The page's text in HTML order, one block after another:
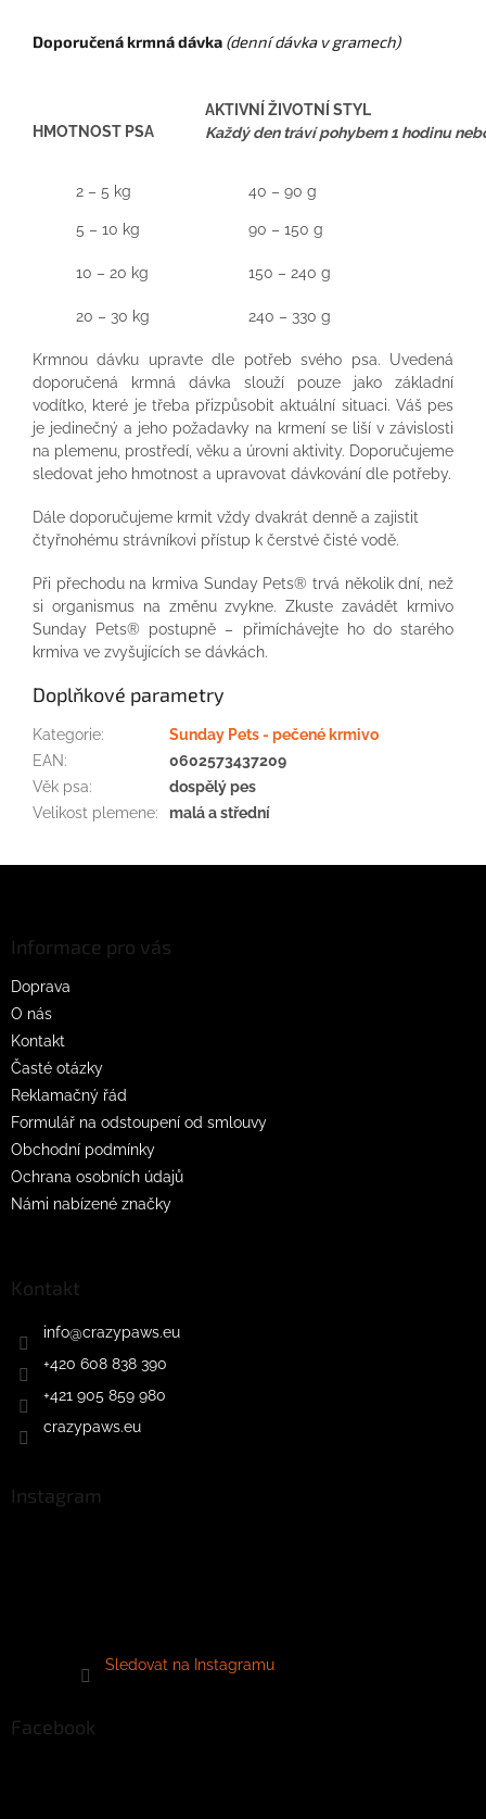
Doporučená krmná dávka (denní dávka v gramech)
HMOTNOST PSA
AKTIVNÍ ŽIVOTNÍ STYL
Každý den tráví pohybem 1 hodinu
2 – 5 kg
5 – 10 kg
10 – 20 kg
20 – 30 kg
40 – 90 g
90 – 150 g
150 – 240 g
240 – 330 g
Krmnou dávku upravte dle potřeb svého psa. Uvedená
doporučená krmná dávka slouží pouze jako základní
vodítko, které je třeba přizpůsobit aktuální situaci. Váš pes
je jedinečný a jeho požadavky na krmení se liší v závislosti
na plemenu, prostředí, věku a úrovni aktivity. Doporučujeme
sledovat jeho hmotnost a upravovat dávkování dle potřeby.
Dále doporučujeme krmit vždy dvakrát denně a zajistit
čtyřnohému strávníkovi přístup k čerstvé čisté vodě.
Při přechodu na krmiva Sunday Pets® trvá několik dní, než
si organismus na změnu zvykne. Zkuste zavádět krmivo
Sunday Pets® postupně – přimíchávejte ho do starého
krmiva ve zvyšujících se dávkách.
Doplňkové parametry
Kategorie:
Sunday Pets - pečené krmivo
EAN:
0602573437209
Věk psa:
dospělý pes
Velikost plemene: malá a střední
Informace pro vás
Doprava
O nás
Kontakt
Časté otázky
Reklamačný řád
Formulář na odstoupení od smlouvy
Obchodní podmínky
Ochrana osobních údajů
Námi nabízené značky
Kontakt
info@crazypaws.eu
+420 608 838 390
+421 905 859 980
crazypaws.eu
Instagram
Sledovat na Instagramu
Facebook